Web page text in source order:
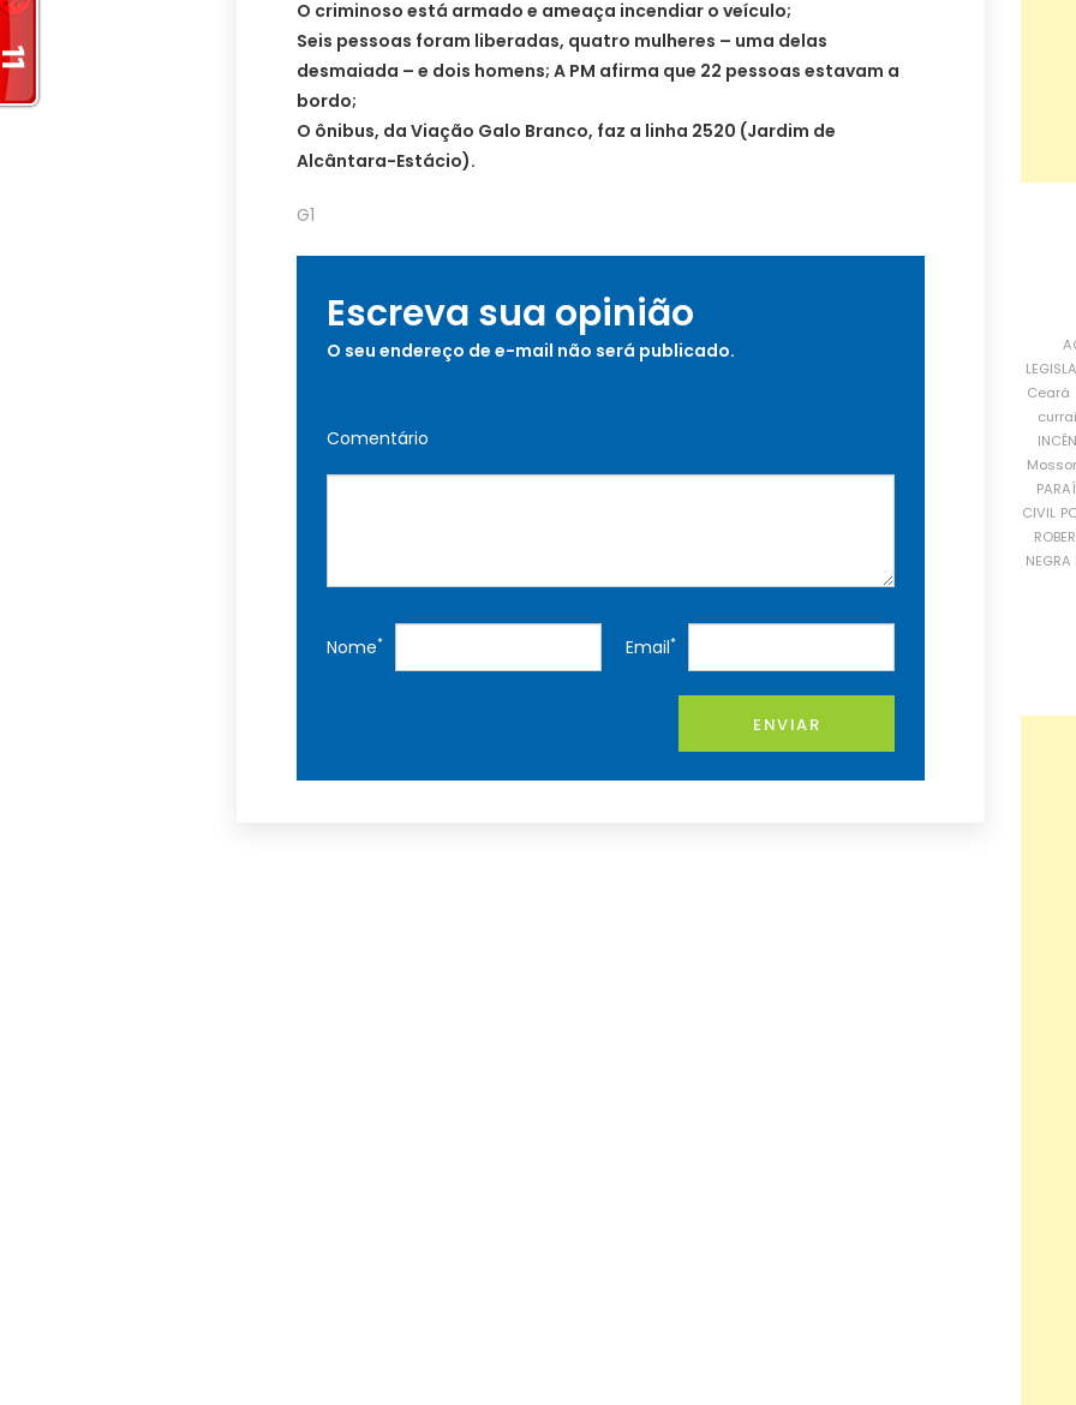
O criminoso está armado e ameaça incendiar o veículo;
Seis pessoas foram liberadas, quatro mulheres – uma delas
desmaiada – e dois homens; A PM afirma que 22 pessoas estavam a
bordo;
O ônibus, da Viação Galo Branco, faz a linha 2520 (Jardim de
Alcântara-Estácio).
G1
Escreva sua opinião
O seu endereço de e-mail não será publicado.
Comentário
Nome* Email*
ENVIAR
Ceará
CIVIL
NEGRA